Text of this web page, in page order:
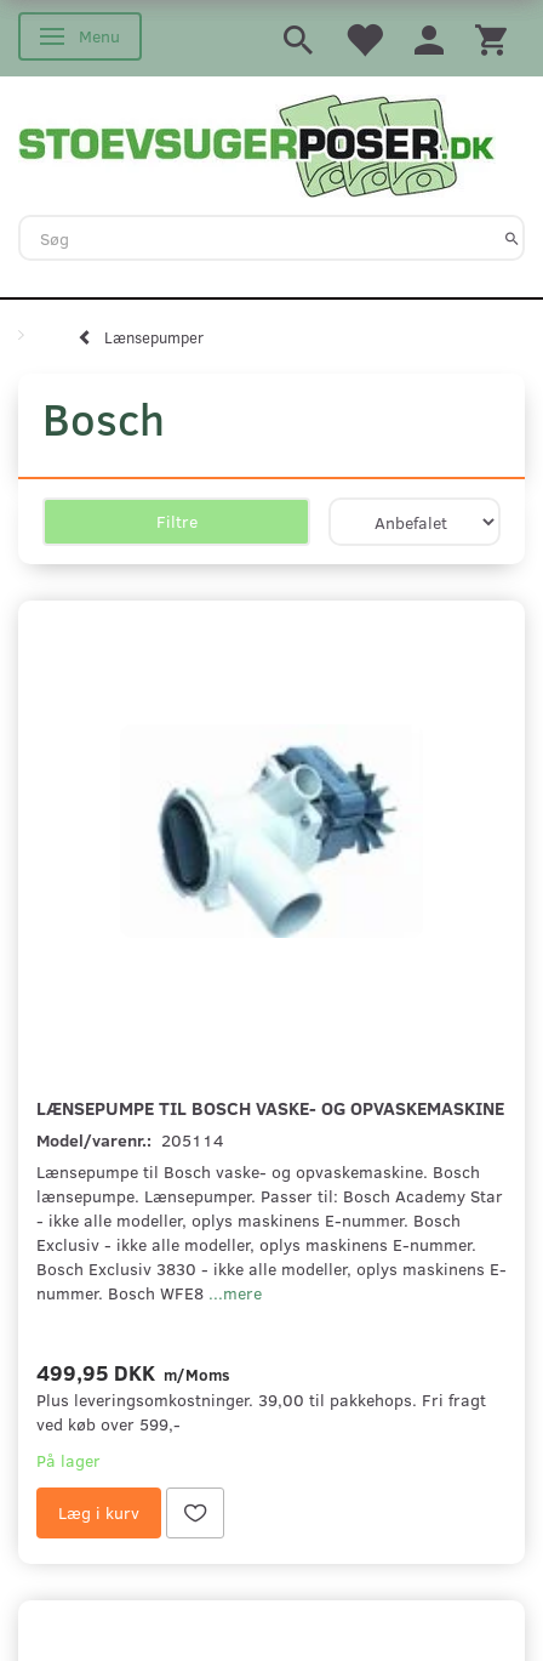
Skifte navigation
Menu
Lænsepumper
Bosch
Filtre
LÆNSEPUMPE TIL BOSCH VASKE- OG OPVASKEMASKINE
Model/varenr.: 205114
Lænsepumpe til Bosch vaske- og opvaskemaskine. Bosch
lænsepumpe. Lænsepumper. Passer til: Bosch Academy Star
- ikke alle modeller, oplys maskinens E-nummer. Bosch
Exclusiv - ikke alle modeller, oplys maskinens E-nummer.
Bosch Exclusiv 3830 - ikke alle modeller, oplys maskinens E-
nummer. Bosch WFE8 ...mere
499,95 DKK m/Moms
Plus leveringsomkostninger. 39,00 til pakkehops. Fri fragt
ved køb over 599,-
På lager
Læg i kurv